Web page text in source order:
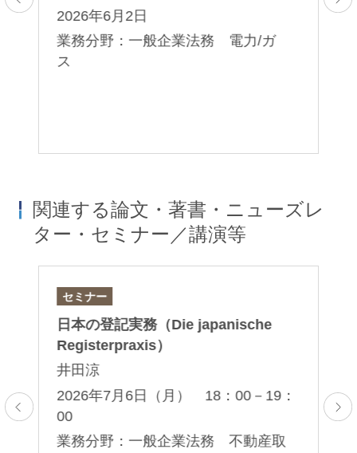
2026年6月2日
業務分野：一般企業法務 電力/ガ
ス
関連する論文・著書・ニューズレ
ター・セミナー／講演等
セミナー
日本の登記実務（Die japanische
Registerpraxis）
井田涼
2026年7月6日（月） 18：00－19：
00
業務分野：一般企業法務 不動産取